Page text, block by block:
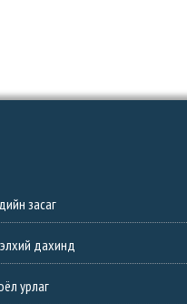
засаг
дахинд
урлаг